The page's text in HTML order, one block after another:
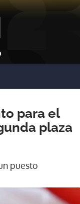
para el
plaza
puesto